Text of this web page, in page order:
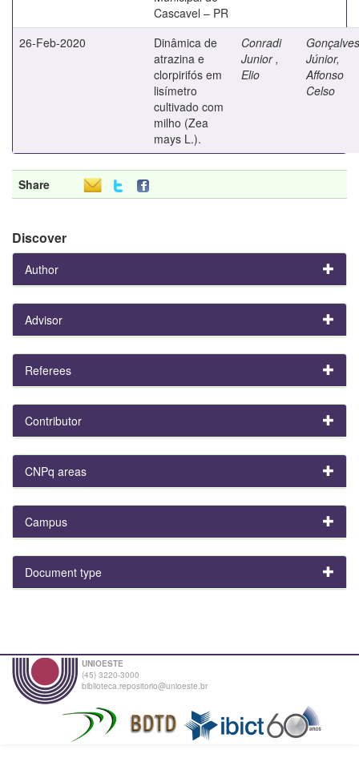
Cascavel – PR
26-Feb-2020
Dinâmica de
atrazina e
clorpirifós em
lisímetro
cultivado com
milho (Zea
mays L.).
Conradi
Junior ,
Elio
Gonçalves
Júnior,
Affonso
Celso
Share
Discover
Author
Advisor
Referees
Contributor
CNPq areas
Campus
Document type
UNIOESTE
(45) 3220-3000
biblioteca.repositorio@unioeste.br